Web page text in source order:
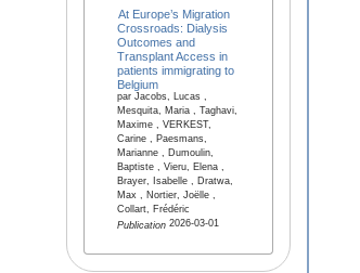
At Europe’s Migration
Crossroads: Dialysis
Outcomes and
Transplant Access in
patients immigrating to
Belgium
par Jacobs, Lucas ,
Mesquita, Maria , Taghavi,
Maxime , VERKEST,
Carine , Paesmans,
Marianne , Dumoulin,
Baptiste , Vieru, Elena ,
Brayer, Isabelle , Dratwa,
Max , Nortier, Joëlle ,
Collart, Frédéric
Publication2026-03-01